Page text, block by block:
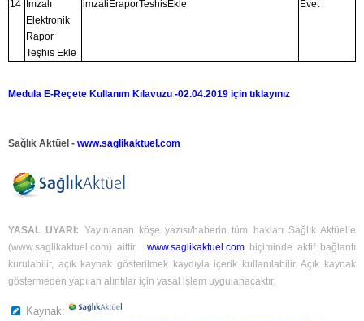
14
İmzalı
Elektronik
Rapor
Teşhis Ekle
imzaliEraporTeshisEkle Evet
Medula E-Reçete Kullanım Kılavuzu -02.04.2019 için tıklayınız
Sağlık Aktüel - www.saglikaktuel.com
YASAL UYARI: Yayınlanan köşe yazısı/haberin tüm hakları Sağlık Aktüel’e
(www.saglikaktuel.com) aittir. www.saglikaktuel.com biçiminde aktif bağlantı
kurulabilir, açık kaynak gösterilmek kaydıyla içerik kullanılabilir. Açık kaynak
göstermeden yapılan alıntılar için yasal işlem uygulanacaktır.
Kaynak: